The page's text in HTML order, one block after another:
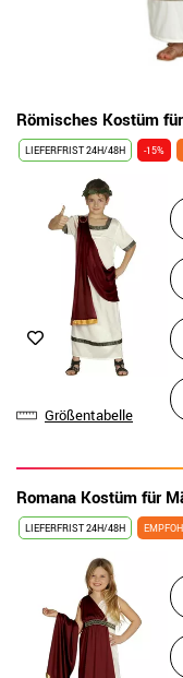
Römisches Kostüm
LIEFERFRIST 24H/48H -15%
Größentabelle
Romana Kostüm für
LIEFERFRIST 24H/48H